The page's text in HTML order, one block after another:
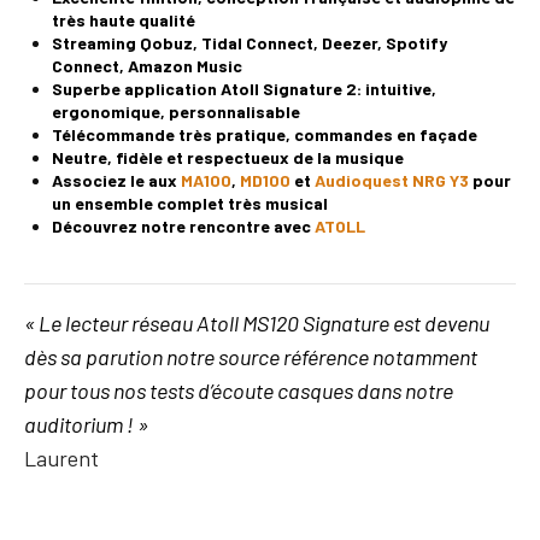
très haute qualité
Streaming Qobuz, Tidal Connect, Deezer, Spotify
Connect, Amazon Music
Superbe application Atoll Signature 2: intuitive,
ergonomique, personnalisable
Télécommande très pratique, commandes en façade
Neutre, fidèle et respectueux de la musique
Associez le aux MA100, MD100 etAudioquest NRG Y3 pour
un ensemble complet très musical
Découvrez notre rencontre avecATOLL
« Le lecteur réseau Atoll MS120 Signature est devenu
dès sa parution notre source référence notamment
pour tous nos tests d’écoute casques dans notre
auditorium ! »
Laurent